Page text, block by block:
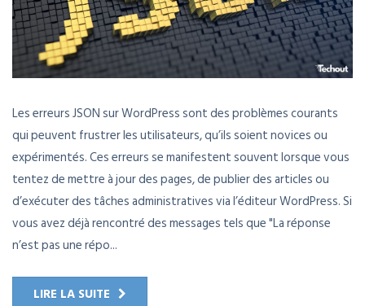
Les erreurs JSON sur WordPress sont des problèmes courants
qui peuvent frustrer les utilisateurs, qu’ils soient novices ou
expérimentés. Ces erreurs se manifestent souvent lorsque vous
tentez de mettre à jour des pages, de publier des articles ou
d’exécuter des tâches administratives via l’éditeur WordPress. Si
vous avez déjà rencontré des messages tels que "La réponse
n’est pas une répo...
LIRE LA SUITE